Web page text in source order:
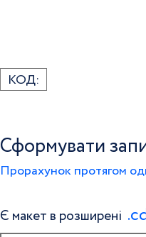
КОД:
Сформувати
Прорахунок протягом
Є макет в розширені